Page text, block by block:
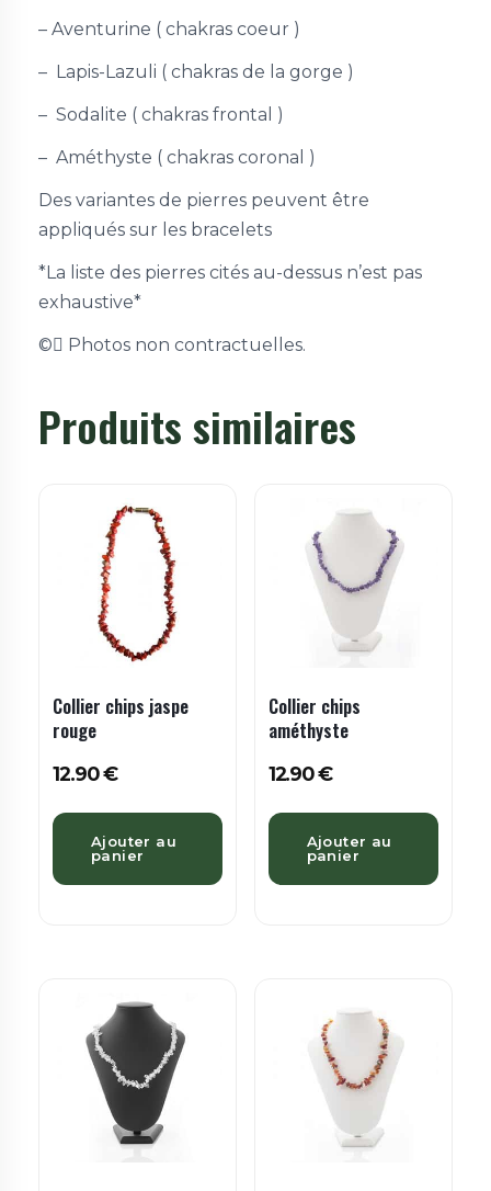
– Aventurine ( chakras coeur )
– Lapis-Lazuli ( chakras de la gorge )
– Sodalite ( chakras frontal )
– Améthyste ( chakras coronal )
Des variantes de pierres peuvent être
appliqués sur les bracelets
*La liste des pierres cités au-dessus n’est pas
exhaustive*
© Photos non contractuelles.
Produits similaires
Collier chips jaspe
rouge
12.90€
Ajouter au
panier
Collier chips
améthyste
12.90€
Ajouter au
panier